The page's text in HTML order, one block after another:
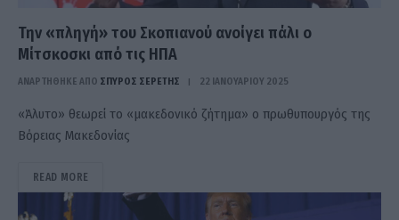
Την «πληγή» του Σκοπιανού ανοίγει πάλι ο
Μίτσκοσκι από τις ΗΠΑ
ΑΝΑΡΤΗΘΗΚΕ ΑΠΟ ΣΠΎΡΟΣ ΣΕΡΈΤΗΣ 22 ΙΑΝΟΥΑΡΊΟΥ 2025
«Άλυτο» θεωρεί το «μακεδονικό ζήτημα» ο πρωθυπουργός της
Bόρειας Μακεδονίας
READ MORE